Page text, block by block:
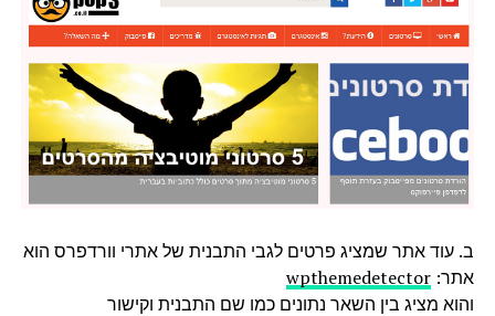
ב. עוד אתר שמציג פרטים לגבי התבנית של אתרי וורדפרס הוא
אתר: wpthemedetector
והוא מציג בין השאר נתונים כמו שם התבנית וקישור